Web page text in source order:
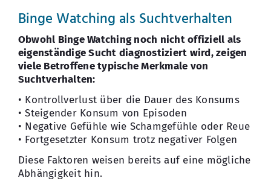
Binge Watching als Suchtverhalten
Obwohl Binge Watching noch nicht offiziell als
eigenständige Sucht diagnostiziert wird, zeigen
viele Betroffene typische Merkmale von
Suchtverhalten:
• Kontrollverlust über die Dauer des Konsums
• Steigender Konsum von Episoden
• Negative Gefühle wie Schamgefühle oder Reue
• Fortgesetzter Konsum trotz negativer Folgen
Diese Faktoren weisen bereits auf eine mögliche
Abhängigkeit hin.